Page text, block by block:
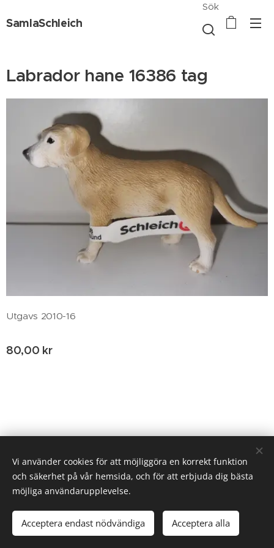
SamlaSchleich
Sök
Labrador hane 16386 tag
Utgavs 2010-16
80,00 kr
Tillfälligt slut
© 2020 Birgitta Helm, Broestorp 1175, 289 93 Broby
Cookies
Vi använder cookies för att möjliggöra en korrekt funktion
och säkerhet på vår hemsida, och för att erbjuda dig bästa
möjliga användarupplevelse.
Acceptera endast nödvändiga Acceptera alla